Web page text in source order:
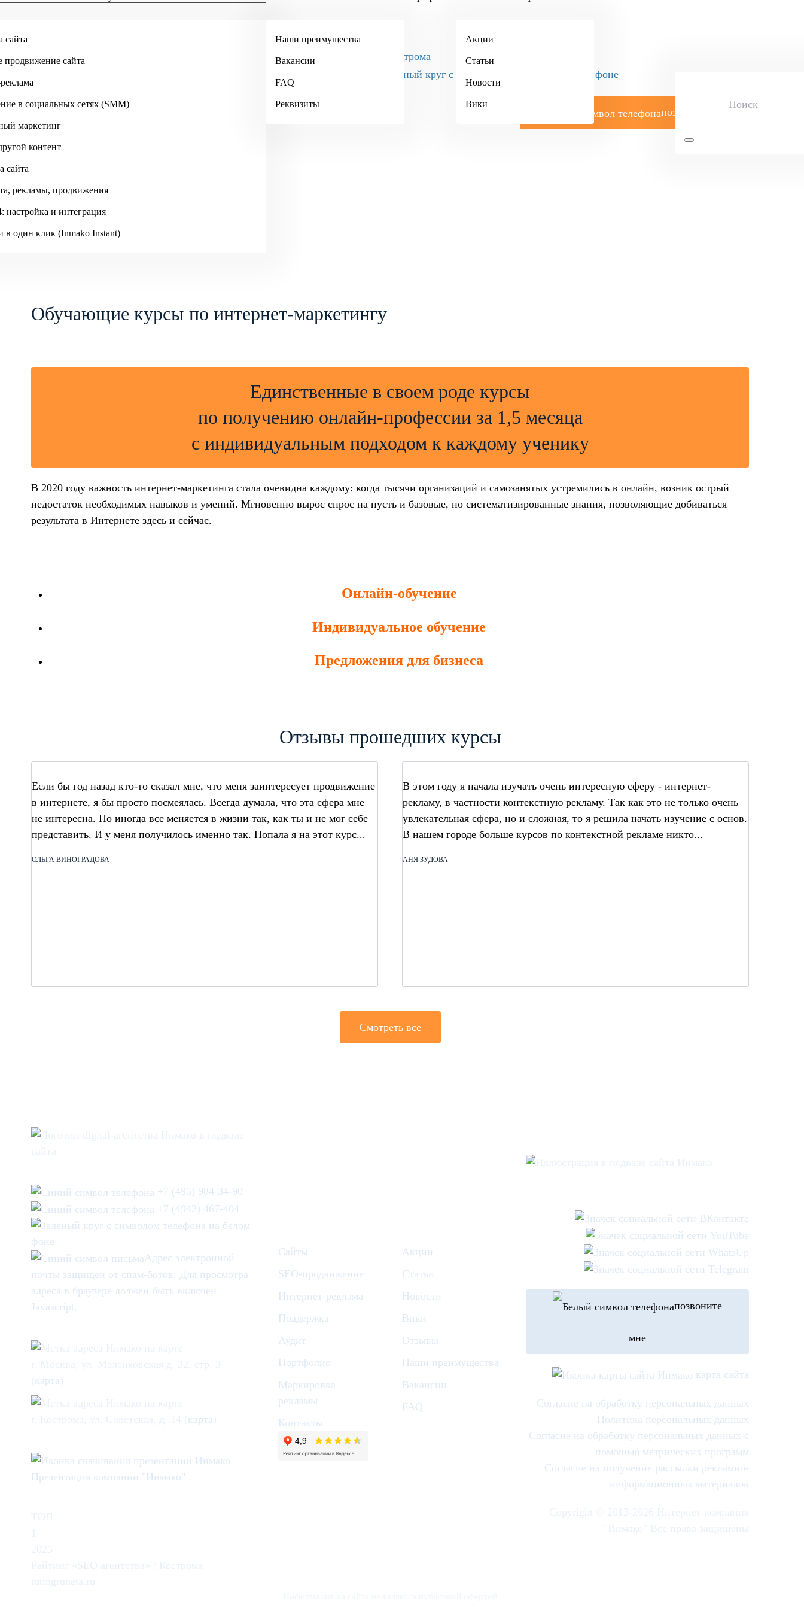
+7 (495) 984-34-90
Кострома
сайта
продвижение сайта
в социальных сетях (SMM)
маркетинг
контент
сайта
рекламы, продвижения
настройка и интеграция
в один клик (Inmako Instant)
Наши преимущества
Вакансии
FAQ
Реквизиты
Акции
Статьи
Новости
Вики
позвоните мне
ИНМАКО ОБУЧАЮЩИЕ КУРСЫ ПО ИНТЕРНЕТ-МАРКЕТИНГУ
Обучающие курсы по интернет-маркетингу
Единственные в своем роде курсы
по получению онлайн-профессии за 1,5 месяца
с индивидуальным подходом к каждому ученику
В 2020 году важность интернет-маркетинга стала очевидна каждому: когда тысячи организаций и самозанятых устремились в онлайн, возник острый
недостаток необходимых навыков и умений. Мгновенно вырос спрос на пусть и базовые, но систематизированные знания, позволяющие добиваться
результата в Интернете здесь и сейчас.
Онлайн-обучение
Индивидуальное обучение
Предложения для бизнеса
Отзывы прошедших курсы
Если бы год назад кто-то сказал мне, что меня заинтересует продвижение
в интернете, я бы просто посмеялась. Всегда думала, что эта сфера мне
не интересна. Но иногда все меняется в жизни так, как ты и не мог себе
представить. И у меня получилось именно так. Попала я на этот курс...
ОЛЬГА ВИНОГРАДОВА
В этом году я начала изучать очень интересную сферу - интернет-
рекламу, в частности контекстную рекламу. Так как это не только очень
увлекательная сфера, но и сложная, то я решила начать изучение с основ.
В нашем городе больше курсов по контекстной рекламе никто...
АНЯ ЗУДОВА
Смотреть все
+7 (495) 984-34-90
+7 (4942) 467-404
Адрес электронной
почты защищен от спам-ботов. Для просмотра
адреса в браузере должен быть включен
Javascript.
карта
карта
Презентация компании "Инмако"
Сайты
SEO-продвижение
Интернет-реклама
Поддержка
Аудит
Портфолио
Маркировка
рекламы
Контакты
Акции
Статьи
Новости
Вики
Отзывы
Наши преимущества
Вакансии
FAQ
позвоните
мне
карта сайта
Согласие на обработку персональных данных
Политика персональных данных
Согласие на обработку персональных данных с
помощью метрических программ
Согласие на получение рассылки рекламно-
информационных материалов